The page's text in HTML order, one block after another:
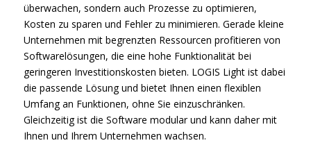
überwachen, sondern auch Prozesse zu optimieren,
Kosten zu sparen und Fehler zu minimieren. Gerade kleine
Unternehmen mit begrenzten Ressourcen profitieren von
Softwarelösungen, die eine hohe Funktionalität bei
geringeren Investitionskosten bieten. LOGIS Light ist dabei
die passende Lösung und bietet Ihnen einen flexiblen
Umfang an Funktionen, ohne Sie einzuschränken.
Gleichzeitig ist die Software modular und kann daher mit
Ihnen und Ihrem Unternehmen wachsen.